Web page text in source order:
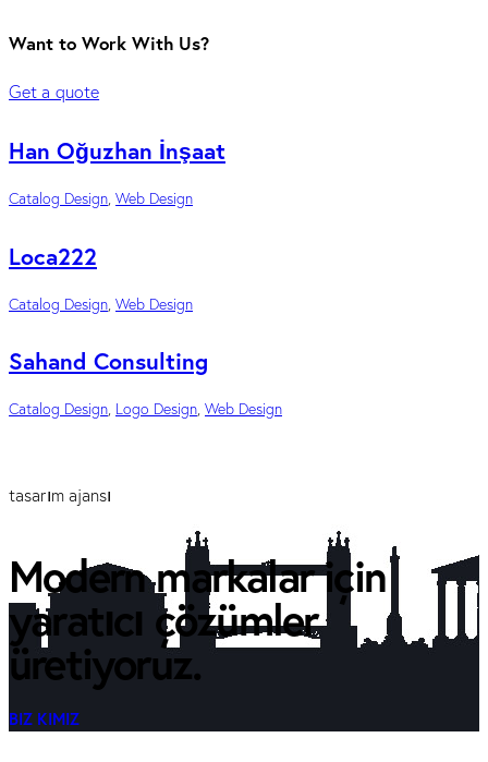
Want to Work With Us?
Get a quote
Han Oğuzhan İnşaat
Catalog Design, Web Design
Loca222
Catalog Design Web Design
Sahand Consulting
Catalog Design, Logo Design, Web Design
tasarım ajansı
Modern markalar için
yaratıcı çözümler
üretiyoruz.
BIZ KIMIZ